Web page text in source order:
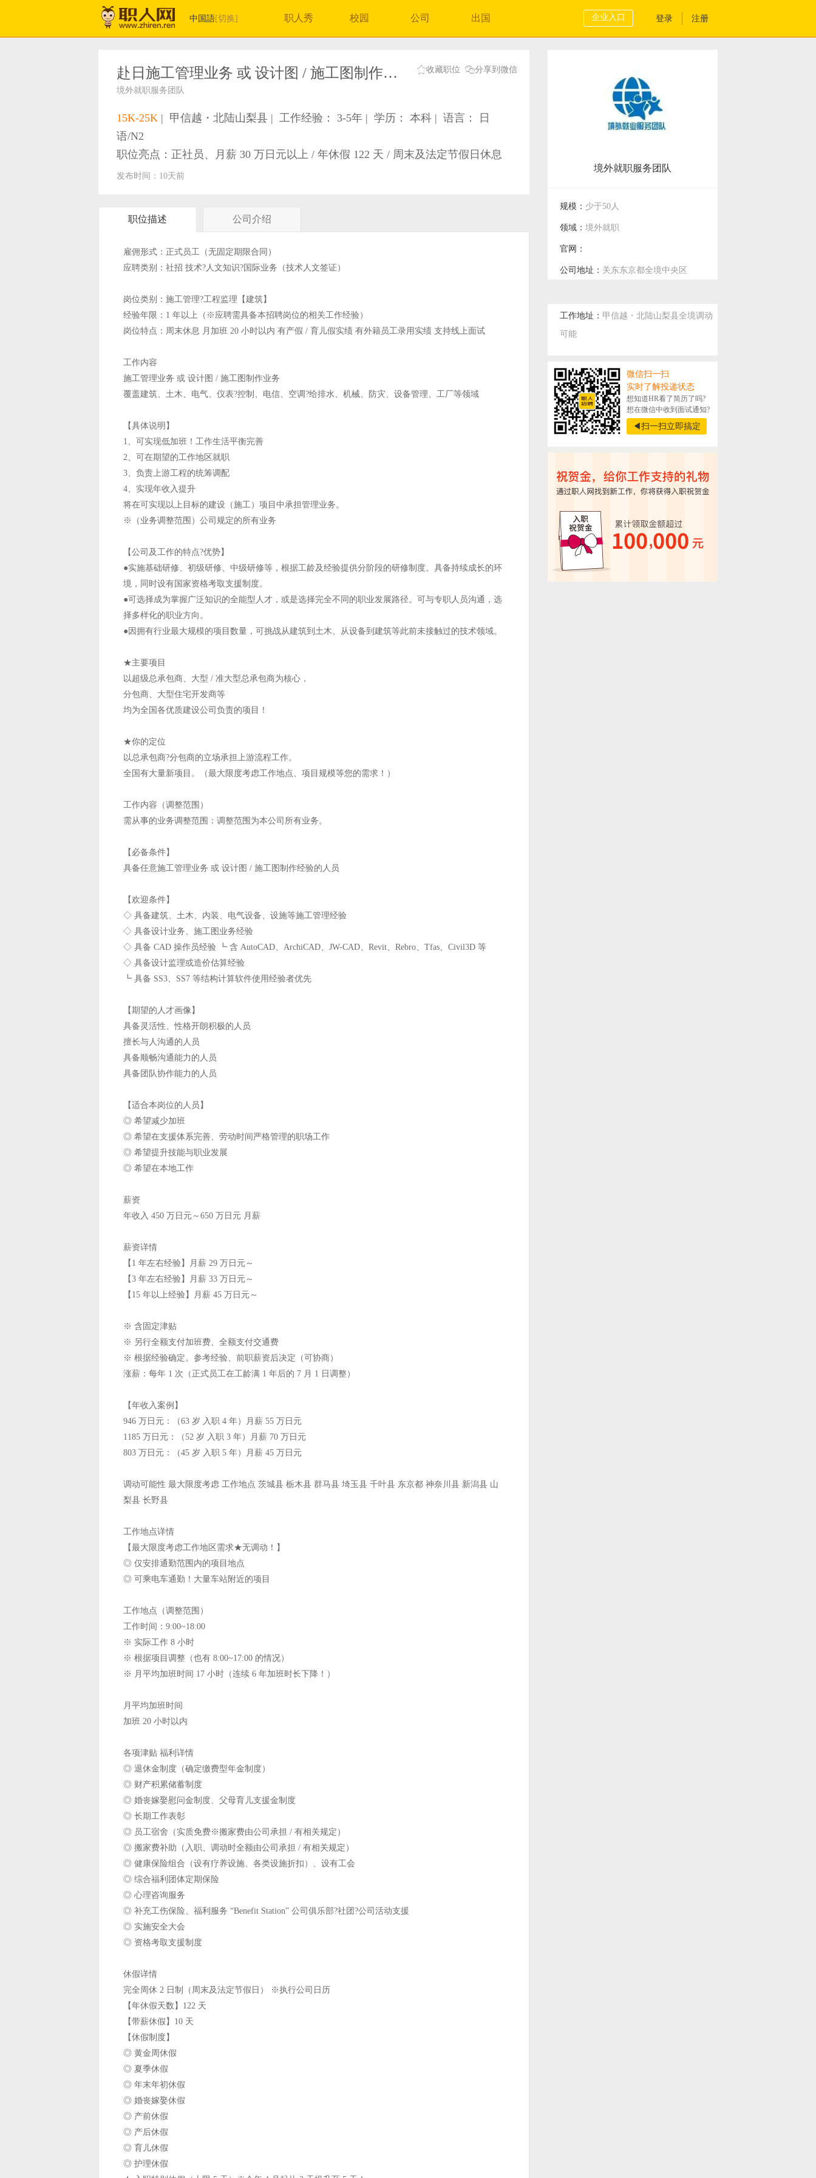
中国語[切换] 职人秀 校园 公司 出国 企业入口 登录 注册
赴日施工管理业务 或 设计图 / 施工图制作业务（12836）
境外就职服务团队
15K-25K | 甲信越・北陆山梨县 | 工作经验： 3-5年 | 学历： 本科 | 语言： 日
语/N2
职位亮点：正社员、月薪 30 万日元以上 / 年休假 122 天 / 周末及法定节假日休息
发布时间：10天前
收藏职位 分享到微信
职位描述 公司介绍
雇佣形式：正式员工（无固定期限合同）
应聘类别：社招 技术?人文知识?国际业务（技术人文签证）
岗位类别：施工管理?工程监理【建筑】
经验年限：1 年以上（※应聘需具备本招聘岗位的相关工作经验）
岗位特点：周末休息 月加班 20 小时以内 有产假 / 育儿假实绩 有外籍员工录用实绩 支持线上面试
工作内容
施工管理业务 或 设计图 / 施工图制作业务
覆盖建筑、土木、电气、仪表?控制、电信、空调?给排水、机械、防灾、设备管理、工厂等领域
【具体说明】
1、可实现低加班！工作生活平衡完善
2、可在期望的工作地区就职
3、负责上游工程的统筹调配
4、实现年收入提升
将在可实现以上目标的建设（施工）项目中承担管理业务。
※（业务调整范围）公司规定的所有业务
【公司及工作的特点?优势】
●实施基础研修、初级研修、中级研修等，根据工龄及经验提供分阶段的研修制度。具备持续成长的环
境，同时设有国家资格考取支援制度。
●可选择成为掌握广泛知识的全能型人才，或是选择完全不同的职业发展路径。可与专职人员沟通，选
择多样化的职业方向。
●因拥有行业最大规模的项目数量，可挑战从建筑到土木、从设备到建筑等此前未接触过的技术领域。
★主要项目
以超级总承包商、大型 / 准大型总承包商为核心，
分包商、大型住宅开发商等
均为全国各优质建设公司负责的项目！
★你的定位
以总承包商?分包商的立场承担上游流程工作。
全国有大量新项目。（最大限度考虑工作地点、项目规模等您的需求！）
工作内容（调整范围）
需从事的业务调整范围：调整范围为本公司所有业务。
【必备条件】
具备任意施工管理业务 或 设计图 / 施工图制作经验的人员
【欢迎条件】
◇ 具备建筑、土木、内装、电气设备、设施等施工管理经验
◇ 具备设计业务、施工图业务经验
◇ 具备 CAD 操作员经验 ┗ 含 AutoCAD、ArchiCAD、JW-CAD、Revit、Rebro、Tfas、Civil3D 等
◇ 具备设计监理或造价估算经验
┗ 具备 SS3、SS7 等结构计算软件使用经验者优先
【期望的人才画像】
具备灵活性、性格开朗积极的人员
擅长与人沟通的人员
具备顺畅沟通能力的人员
具备团队协作能力的人员
【适合本岗位的人员】
◎ 希望减少加班
◎ 希望在支援体系完善、劳动时间严格管理的职场工作
◎ 希望提升技能与职业发展
◎ 希望在本地工作
薪资
年收入 450 万日元～650 万日元 月薪
薪资详情
【1 年左右经验】月薪 29 万日元～
【3 年左右经验】月薪 33 万日元～
【15 年以上经验】月薪 45 万日元～
※ 含固定津贴
※ 另行全额支付加班费、全额支付交通费
※ 根据经验确定。参考经验、前职薪资后决定（可协商）
涨薪：每年 1 次（正式员工在工龄满 1 年后的 7 月 1 日调整）
【年收入案例】
946 万日元：（63 岁 入职 4 年）月薪 55 万日元
1185 万日元：（52 岁 入职 3 年）月薪 70 万日元
803 万日元：（45 岁 入职 5 年）月薪 45 万日元
调动可能性 最大限度考虑 工作地点 茨城县 栃木县 群马县 埼玉县 千叶县 东京都 神奈川县 新潟县 山
梨县 长野县
工作地点详情
【最大限度考虑工作地区需求★无调动！】
◎ 仅安排通勤范围内的项目地点
◎ 可乘电车通勤！大量车站附近的项目
工作地点（调整范围）
工作时间：9:00~18:00
※ 实际工作 8 小时
※ 根据项目调整（也有 8:00~17:00 的情况）
※ 月平均加班时间 17 小时（连续 6 年加班时长下降！）
月平均加班时间
加班 20 小时以内
各项津贴 福利详情
◎ 退休金制度（确定缴费型年金制度）
◎ 财产积累储蓄制度
◎ 婚丧嫁娶慰问金制度、父母育儿支援金制度
◎ 长期工作表彰
◎ 员工宿舍（实质免费※搬家费由公司承担 / 有相关规定）
◎ 搬家费补助（入职、调动时全额由公司承担 / 有相关规定）
◎ 健康保险组合（设有疗养设施、各类设施折扣）、设有工会
◎ 综合福利团体定期保险
◎ 心理咨询服务
◎ 补充工伤保险、福利服务 “Benefit Station” 公司俱乐部?社团?公司活动支援
◎ 实施安全大会
◎ 资格考取支援制度
休假详情
完全周休 2 日制（周末及法定节假日） ※执行公司日历
【年休假天数】122 天
【带薪休假】10 天
【休假制度】
◎ 黄金周休假
◎ 夏季休假
◎ 年末年初休假
◎ 婚丧嫁娶休假
◎ 产前休假
◎ 产后休假
◎ 育儿休假
◎ 护理休假
境外就职服务团队
规模： 少于50人
领域： 境外就职
官网：
公司地址： 关东东京都全境中央区
工作地址： 甲信越・北陆山梨县全境调动
可能
微信扫一扫
实时了解投递状态
想知道HR看了简历了吗?
想在微信中收到面试通知?
◀扫一扫立即搞定